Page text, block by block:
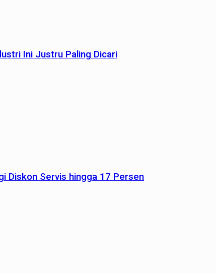
Ini Justru Paling Dicari
Diskon Servis hingga 17 Persen